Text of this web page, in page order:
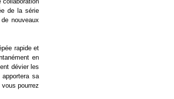
de la série
nouveaux
rapide et
en
dévier les
sa
pourrez